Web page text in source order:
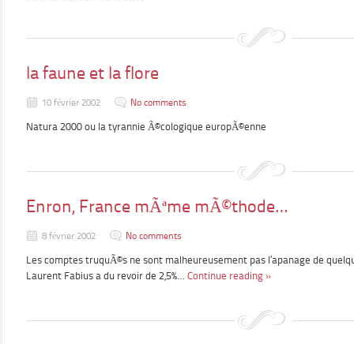
la faune et la flore
10 février 2002 No comments
Natura 2000 ou la tyrannie Ã©cologique europÃ©enne
Enron, France mÃªme mÃ©thode…
8 février 2002 No comments
Les comptes truquÃ©s ne sont malheureusement pas l’apanage de
Laurent Fabius a du revoir de 2,5%… Continue reading »